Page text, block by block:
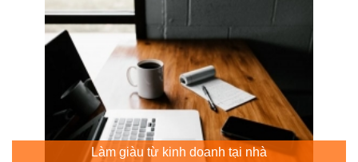
Làm giàu từ kinh doanh tại nhà